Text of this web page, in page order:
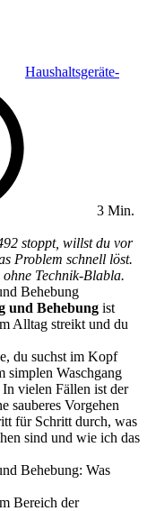
Haushaltsgeräte-
3 Min.
stoppt, willst du vor
Problem schnell löst.
Technik-Blabla.
Behebung
und Behebung ist
Alltag streikt und du
du suchst im Kopf
simplen Waschgang
vielen Fällen ist der
sauberes Vorgehen
für Schritt durch, was
sind und wie ich das
Behebung: Was
Bereich der